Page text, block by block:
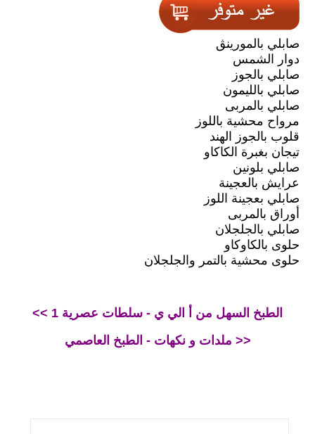
صابلي بالمورينڨ
دوار الشمس
صابلي بالجوز
صابلي بالليمون
صابلي بالمربى
مرواح محشية باللوز
قلوب بالجوز الهند
تيجان بغبرة الكاكاو
صابلي بلونين
عرايش بالعجينة
صابلي بعجينة اللوز
أوراق بالمربى
صابلي بالجلجلان
حلوى بالكاوكاو
حلوى محشية بالتمر والجلجلان
<< الطبخ السهل من أ الي ي - سلطات عصرية 1
ملدات و نكهات - الطبخ العاصمي >>